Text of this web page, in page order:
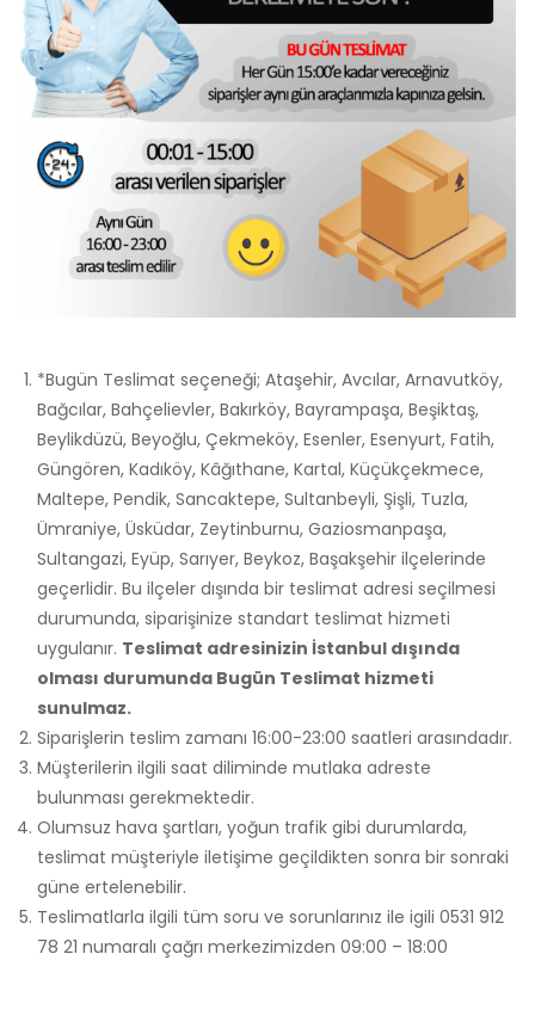
*Bugün Teslimat seçeneği; Ataşehir, Avcılar, Arnavutköy,
Bağcılar, Bahçelievler, Bakırköy, Bayrampaşa, Beşiktaş,
Beylikdüzü, Beyoğlu, Çekmeköy, Esenler, Esenyurt, Fatih,
Güngören, Kadıköy, Kâğıthane, Kartal, Küçükçekmece,
Maltepe, Pendik, Sancaktepe, Sultanbeyli, Şişli, Tuzla,
Ümraniye, Üsküdar, Zeytinburnu, Gaziosmanpaşa,
Sultangazi, Eyüp, Sarıyer, Beykoz, Başakşehir ilçelerinde
geçerlidir. Bu ilçeler dışında bir teslimat adresi seçilmesi
durumunda, siparişinize standart teslimat hizmeti
uygulanır. Teslimat adresinizin İstanbul dışında
olması durumunda Bugün Teslimat hizmeti
sunulmaz.
Siparişlerin teslim zamanı 16:00-23:00 saatleri arasındadır.
Müşterilerin ilgili saat diliminde mutlaka adreste
bulunması gerekmektedir.
Olumsuz hava şartları, yoğun trafik gibi durumlarda,
teslimat müşteriyle iletişime geçildikten sonra bir sonraki
güne ertelenebilir.
Teslimatlarla ilgili tüm soru ve sorunlarınız ile igili 0531 912
78 21 numaralı çağrı merkezimizden 09:00 – 18:00